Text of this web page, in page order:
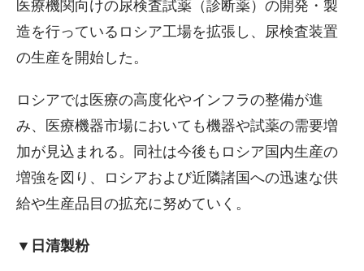
医療機関向けの尿検査試薬（診断薬）の開発・製
造を行っているロシア工場を拡張し、尿検査装置
の生産を開始した。
ロシアでは医療の高度化やインフラの整備が進
み、医療機器市場においても機器や試薬の需要増
加が見込まれる。同社は今後もロシア国内生産の
増強を図り、ロシアおよび近隣諸国への迅速な供
給や生産品目の拡充に努めていく。
▼日清製粉